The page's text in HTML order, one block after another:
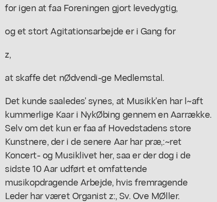
for igen at faa Foreningen gjort levedygtig,
og et stort Agitationsarbejde er i Gang for
z,
at skaffe det nØdvendi-ge Medlemstal.
Det kunde saaledes' synes, at Musikk'en har l~aft
kummerlige Kaar i NykØbing gennem en Aarrække.
Selv om det kun er faa af Hovedstadens store
Kunstnere, der i de senere Aar har præ,:~ret
Koncert- og Musiklivet her, saa er der dog i de
sidste 10 Aar udført et omfattende
musikopdragende Arbejde, hvis fremragende
Leder har været Organist z:, Sv. Ove MØller.